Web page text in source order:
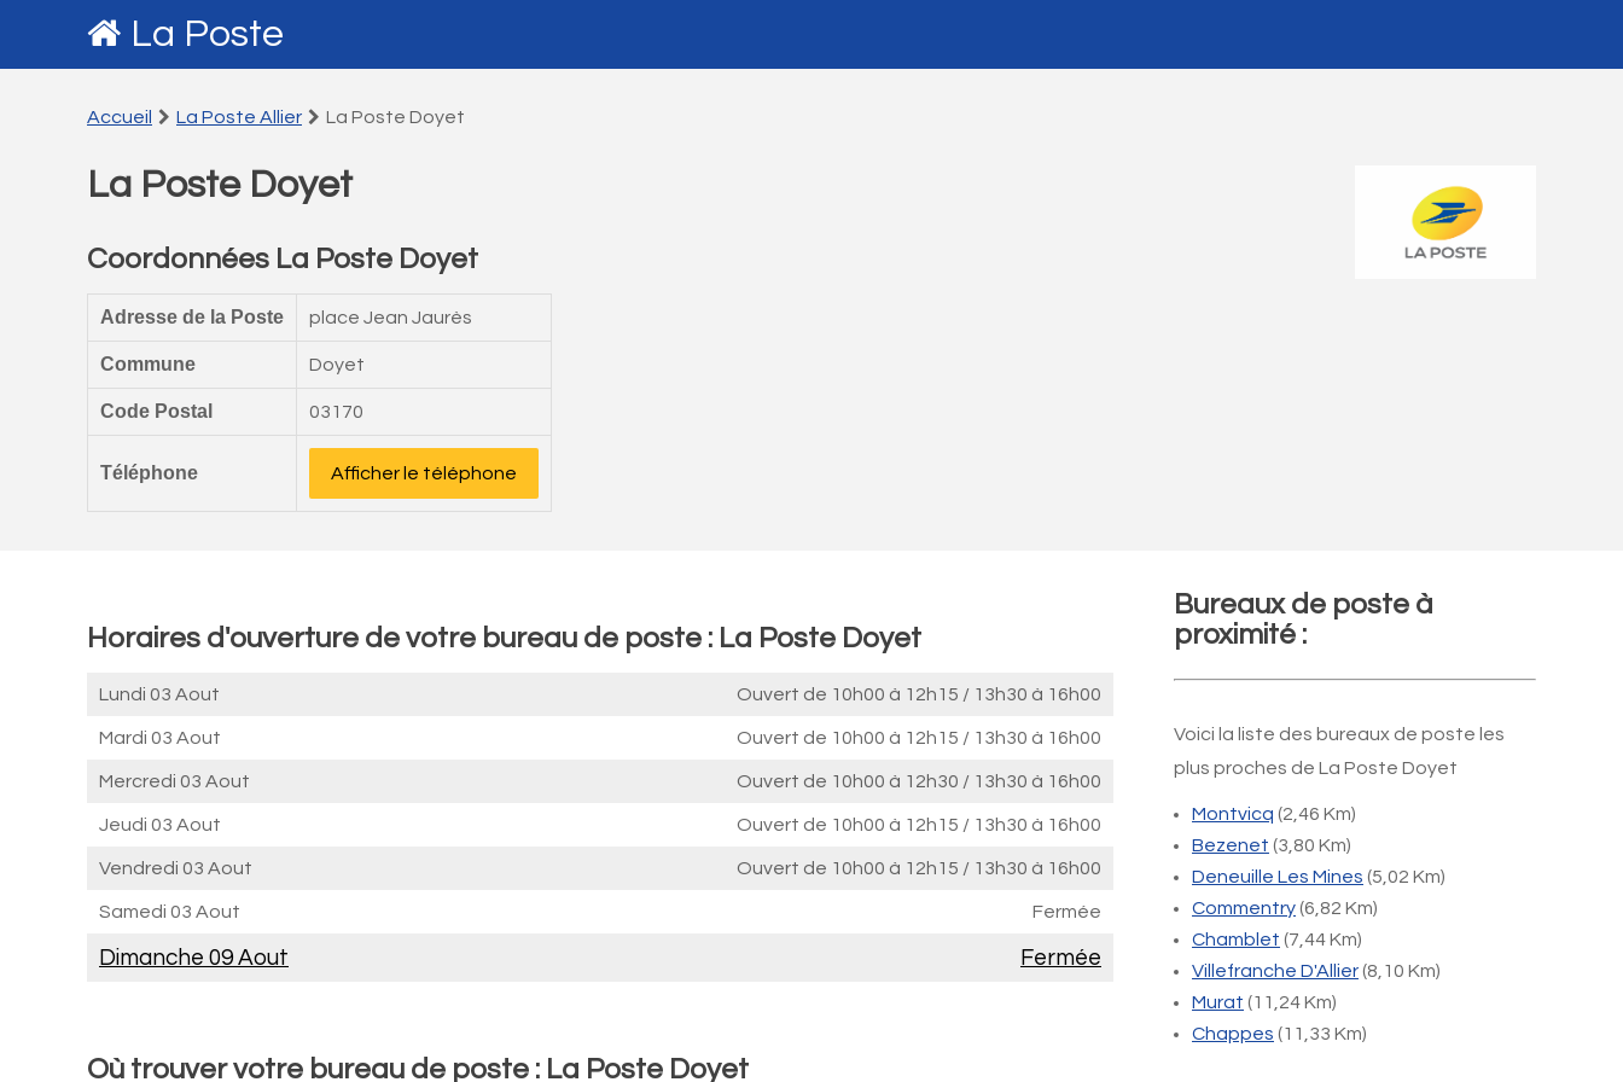
La Poste
Accueil La Poste Allier La Poste Doyet
La Poste Doyet
Coordonnées La Poste Doyet
Adresse de la Poste place Jean Jaurès
Commune Doyet
Code Postal 03170
Téléphone Afficher le téléphone
Horaires d'ouverture de votre bureau de poste : La Poste Doyet
Lundi 03 Aout Ouvert de 10h00 à 12h15 / 13h30 à 16h00
Mardi 03 Aout Ouvert de 10h00 à 12h15 / 13h30 à 16h00
Mercredi 03 Aout Ouvert de 10h00 à 12h30 / 13h30 à 16h00
Jeudi 03 Aout Ouvert de 10h00 à 12h15 / 13h30 à 16h00
Vendredi 03 Aout Ouvert de 10h00 à 12h15 / 13h30 à 16h00
Samedi 03 Aout Fermée
Dimanche 09 Aout Fermée
Où trouver votre bureau de poste : La Poste Doyet
Bureaux de poste à
proximité :
Voici la liste des bureaux de poste les
plus proches de La Poste Doyet
Montvicq (2,46 Km)
Bezenet (3,80 Km)
Deneuille Les Mines (5,02 Km)
Commentry(6,82 Km)
Chamblet (7,44 Km)
Villefranche D'Allier(8,10 Km)
Murat (11,24 Km)
Chappes (11,33 Km)